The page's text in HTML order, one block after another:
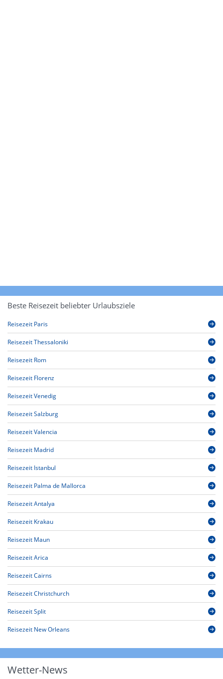
Beste Reisezeit beliebter Urlaubsziele
Reisezeit Paris
Reisezeit Thessaloniki
Reisezeit Rom
Reisezeit Florenz
Reisezeit Venedig
Reisezeit Salzburg
Reisezeit Valencia
Reisezeit Madrid
Reisezeit Istanbul
Reisezeit Palma de Mallorca
Reisezeit Antalya
Reisezeit Krakau
Reisezeit Maun
Reisezeit Arica
Reisezeit Cairns
Reisezeit Christchurch
Reisezeit Split
Reisezeit New Orleans
Wetter-News